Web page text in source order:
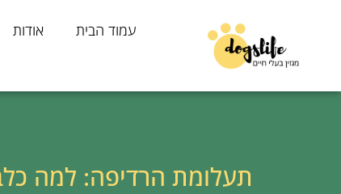
עמוד הבית אודות
תעלומת הרדיפה: למה